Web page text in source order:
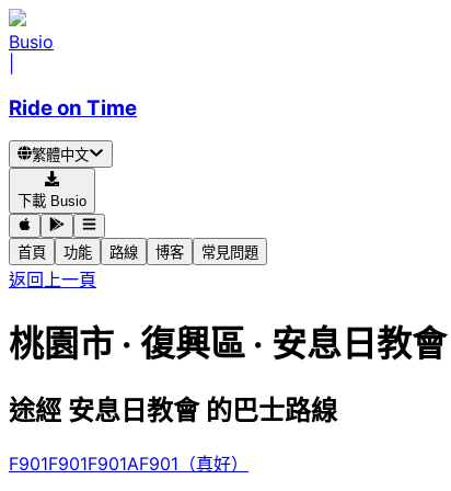
Busio
Ride on Time
繁體中文
下載 Busio
首頁 功能 路線 博客 常見問題
返回上一頁
桃園市 · 復興區 · 安息日教會
途經 安息日教會 的巴士路線
F901F901F901AF901（真好）